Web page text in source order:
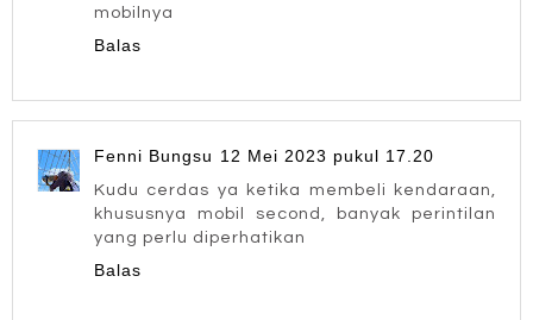
mobilnya
Balas
Fenni Bungsu 12 Mei 2023 pukul 17.20
Kudu cerdas ya ketika membeli kendaraan,
khususnya mobil second, banyak perintilan
yang perlu diperhatikan
Balas